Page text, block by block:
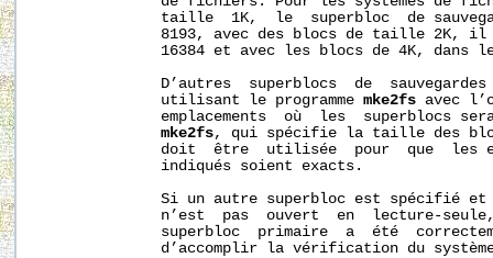
taille  1K,  le  superbloc  de
8193, avec des blocs de taille 2K,
16384 et avec les blocs de 4K, dans
D’autres  superblocs  de
              utilisant le programme
mke2fs avec
emplacements  où  les  superblocs
mke2fs, qui spécifie la taille des
doit  être  utilisée  pour  que  les
              indiqués soient exacts.
Si un autre superbloc est spécifié
n’est  pas  ouvert  en  lecture-
superbloc  primaire  a  été
d’accomplir la vérification du